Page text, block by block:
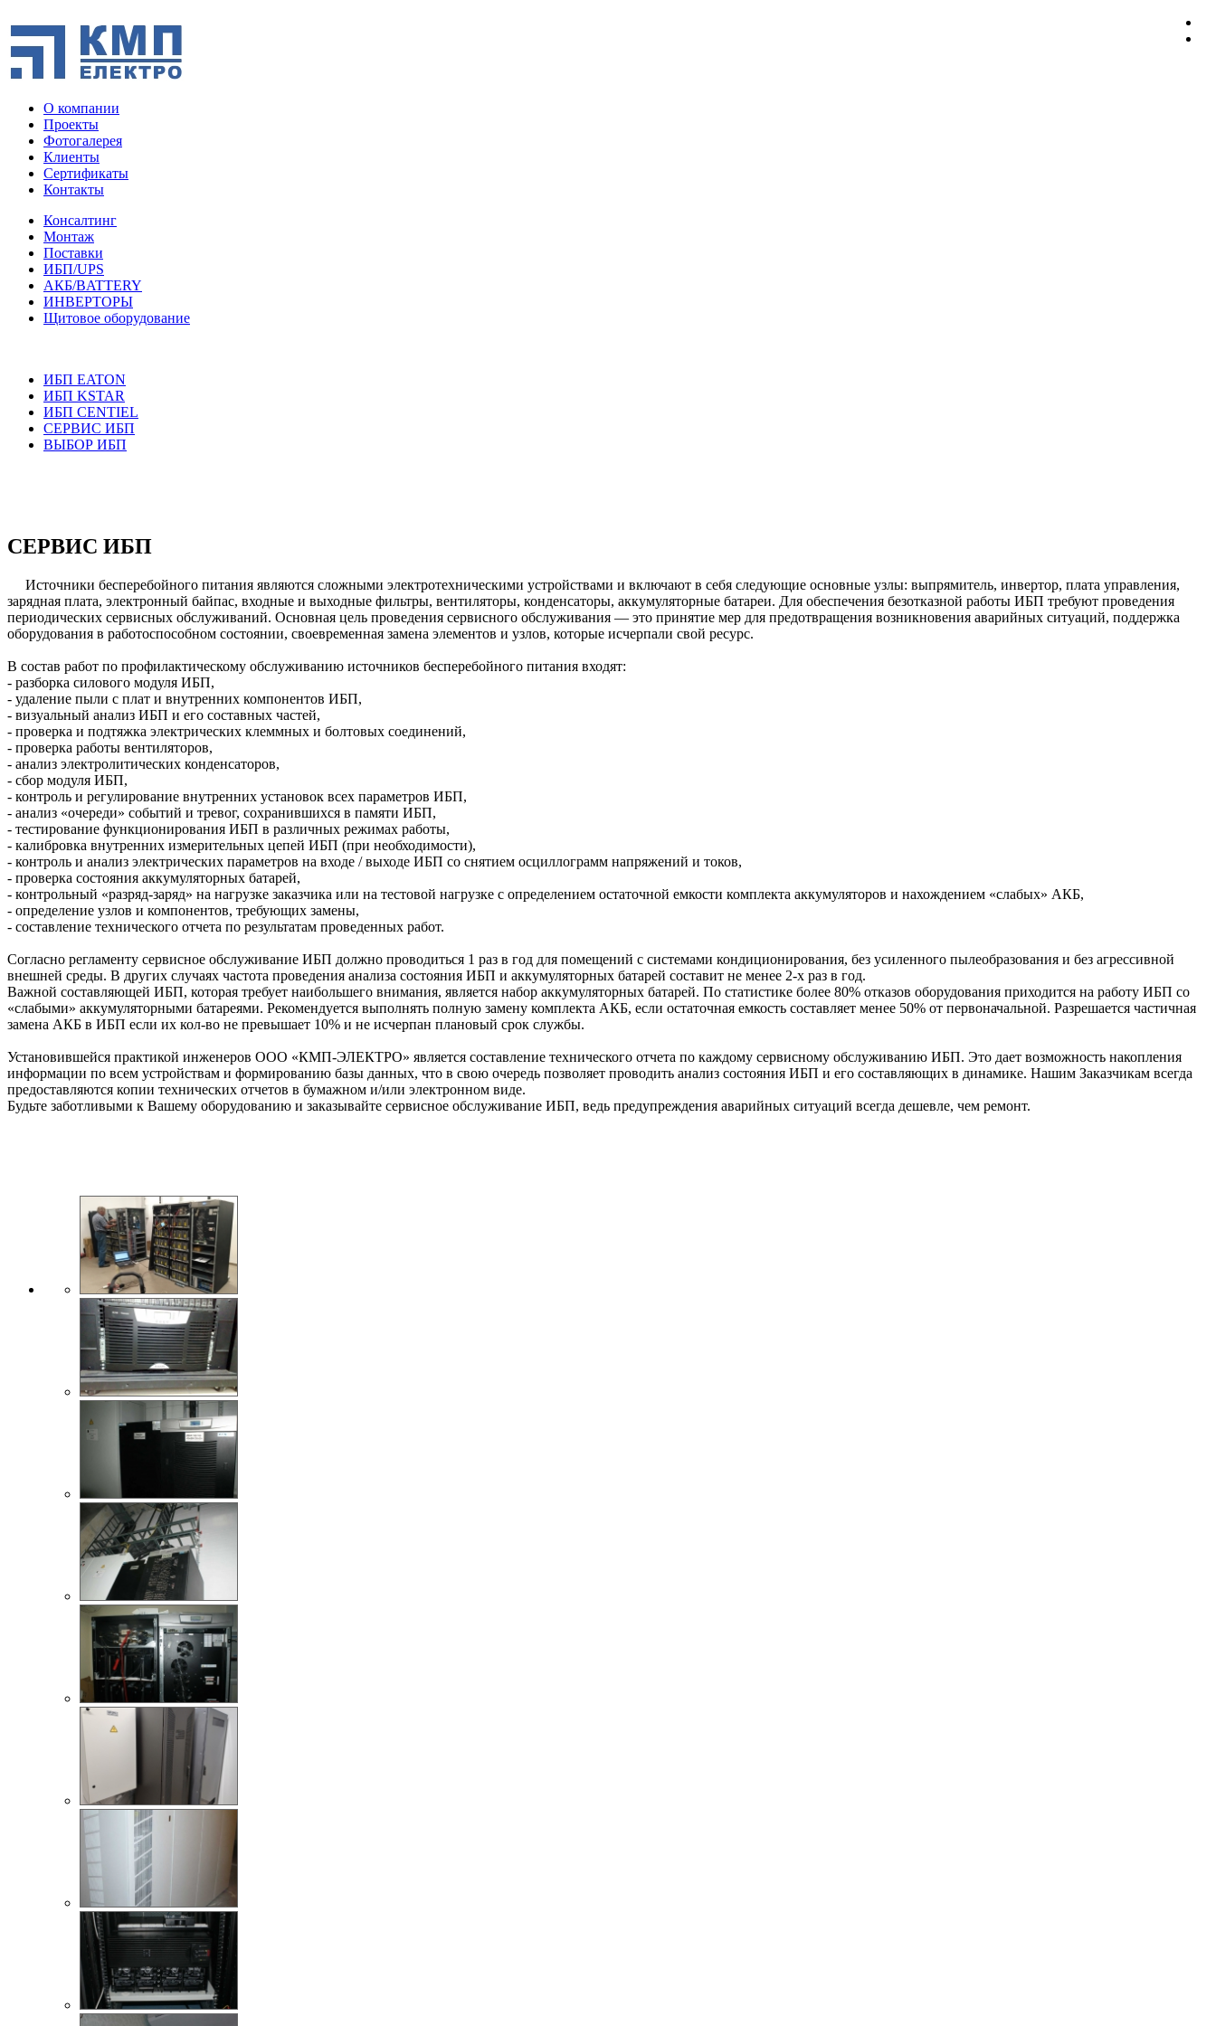
О компании
Проекты
Фотогалерея
Клиенты
Сертификаты
Контакты
Консалтинг
Монтаж
Поставки
ИБП/UPS
АКБ/BATTERY
ИНВЕРТОРЫ
Щитовое оборудование
ИБП EATON
ИБП KSTAR
ИБП CENTIEL
СЕРВИС ИБП
ВЫБОР ИБП
СЕРВИС ИБП
Источники бесперебойного питания являются сложными электротехническими устройствами и включают в себя следующие основные узлы: выпрямитель, инвертор, плата управления,
зарядная плата, электронный байпас, входные и выходные фильтры, вентиляторы, конденсаторы, аккумуляторные батареи. Для обеспечения безотказной работы ИБП требуют проведения
периодических сервисных обслуживаний. Основная цель проведения сервисного обслуживания — это принятие мер для предотвращения возникновения аварийных ситуаций, поддержка
оборудования в работоспособном состоянии, своевременная замена элементов и узлов, которые исчерпали свой ресурс.
В состав работ по профилактическому обслуживанию источников бесперебойного питания входят:
- разборка силового модуля ИБП,
- удаление пыли с плат и внутренних компонентов ИБП,
- визуальный анализ ИБП и его составных частей,
- проверка и подтяжка электрических клеммных и болтовых соединений,
- проверка работы вентиляторов,
- анализ электролитических конденсаторов,
- сбор модуля ИБП,
- контроль и регулирование внутренних установок всех параметров ИБП,
- анализ «очереди» событий и тревог, сохранившихся в памяти ИБП,
- тестирование функционирования ИБП в различных режимах работы,
- калибровка внутренних измерительных цепей ИБП (при необходимости),
- контроль и анализ электрических параметров на входе / выходе ИБП со снятием осциллограмм напряжений и токов,
- проверка состояния аккумуляторных батарей,
- контрольный «разряд-заряд» на нагрузке заказчика или на тестовой нагрузке с определением остаточной емкости комплекта аккумуляторов и нахождением «слабых» АКБ,
- определение узлов и компонентов, требующих замены,
- составление технического отчета по результатам проведенных работ.
Согласно регламенту сервисное обслуживание ИБП должно проводиться 1 раз в год для помещений с системами кондиционирования, без усиленного пылеобразования и без агрессивной
внешней среды. В других случаях частота проведения анализа состояния ИБП и аккумуляторных батарей составит не менее 2-х раз в год.
Важной составляющей ИБП, которая требует наибольшего внимания, является набор аккумуляторных батарей. По статистике более 80% отказов оборудования приходится на работу ИБП со
«слабыми» аккумуляторными батареями. Рекомендуется выполнять полную замену комплекта АКБ, если остаточная емкость составляет менее 50% от первоначальной. Разрешается частичная
замена АКБ в ИБП если их кол-во не превышает 10% и не исчерпан плановый срок службы.
Установившейся практикой инженеров ООО «КМП-ЭЛЕКТРО» является составление технического отчета по каждому сервисному обслуживанию ИБП. Это дает возможность накопления
информации по всем устройствам и формированию базы данных, что в свою очередь позволяет проводить анализ состояния ИБП и его составляющих в динамике. Нашим Заказчикам всегда
предоставляются копии технических отчетов в бумажном и/или электронном виде.
Будьте заботливыми к Вашему оборудованию и заказывайте сервисное обслуживание ИБП, ведь предупреждения аварийных ситуаций всегда дешевле, чем ремонт.